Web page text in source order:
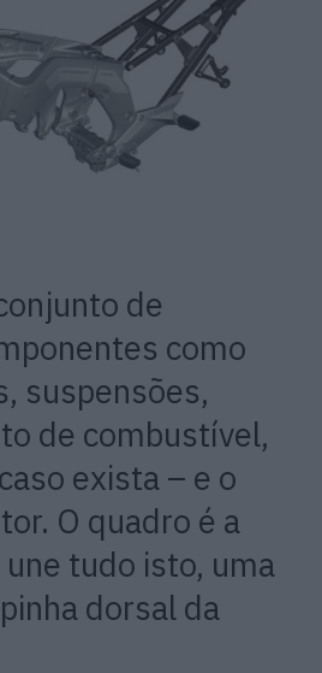
de
como
suspensões,
de combustível,
exista – e o
O quadro é a
tudo isto, uma
dorsal da